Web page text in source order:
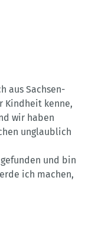
aus Sachsen-
Kindheit kenne,
wir haben
unglaublich
und bin
ich machen,